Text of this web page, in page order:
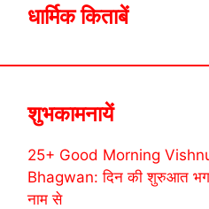
धार्मिक किताबें
शुभकामनायें
25+ Good Morning
Bhagwan: दिन की शुरुआत
नाम से